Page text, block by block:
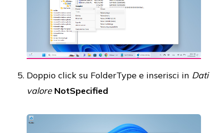
Doppio click su FolderType e inserisci in Dati
valore NotSpecified